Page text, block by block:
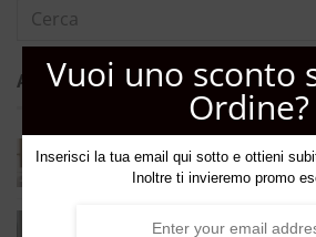
ARTICOLI RECENTI
Regalare Profumo: La
Scegliere la Fragranza
Vitamina C Viso: Benefici,
Vuoi uno sconto
Ordine?
Inserisci la tua email qui sotto e ottieni
Inoltre ti invieremo promo